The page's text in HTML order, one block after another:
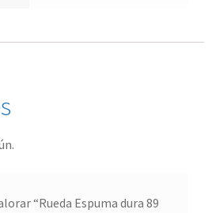
“Rueda Espuma dura 89